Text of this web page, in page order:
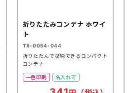
折りたたみコンテナ ホワイ
ト
TX-0054-044
折りたたんで収納できるコンパクト
コンテナ
一色印刷 名入れ可